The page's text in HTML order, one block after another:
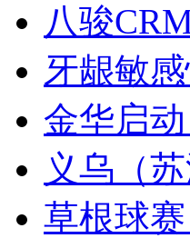
八骏
牙龈敏
金华启
义乌（
草根球